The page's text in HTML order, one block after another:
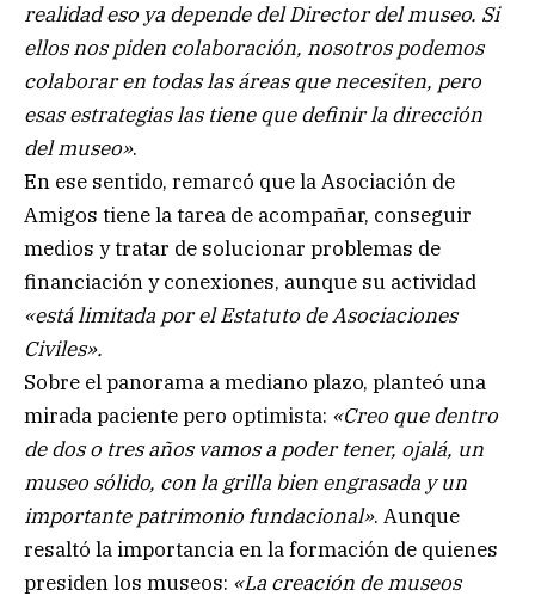
realidad eso ya depende del Director del museo. Si
ellos nos piden colaboración, nosotros podemos
colaborar en todas las áreas que necesiten, pero
esas estrategias las tiene que definir la dirección
del museo».
En ese sentido, remarcó que la Asociación de
Amigos tiene la tarea de acompañar, conseguir
medios y tratar de solucionar problemas de
financiación y conexiones, aunque su actividad
«está limitada por el Estatuto de Asociaciones
Civiles».
Sobre el panorama a mediano plazo, planteó una
mirada paciente pero optimista: «Creo que dentro
de dos o tres años vamos a poder tener, ojalá, un
museo sólido, con la grilla bien engrasada y un
importante patrimonio fundacional». Aunque
resaltó la importancia en la formación de quienes
presiden los museos: «La creación de museos